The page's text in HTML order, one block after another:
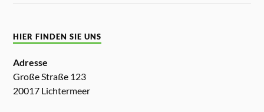
HIER FINDEN SIE UNS
Adresse
Große Straße 123
20017 Lichtermeer